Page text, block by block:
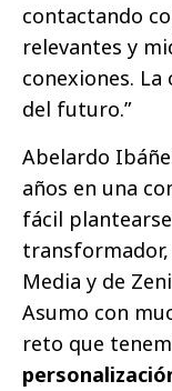
contactando
relevantes y
conexiones.
del futuro.”
Abelardo
años en una
fácil
transformador,
Media y de
Asumo con
reto que